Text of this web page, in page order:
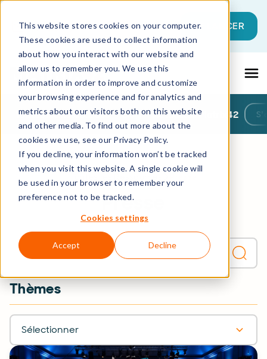
This website stores cookies on your computer.
These cookies are used to collect information
about how you interact with our website and
allow us to remember you. We use this
information in order to improve and customize
your browsing experience and for analytics and
metrics about our visitors both on this website
and other media. To find out more about the
cookies we use, see our Privacy Policy.
If you decline, your information won’t be tracked
when you visit this website. A single cookie will
be used in your browser to remember your
preference not to be tracked.
Cookies settings
Accept Decline
Il s'agit d'un champ de recherche
Il n'y a aucune suggestion car le champ
SE LANCER
Toutes les Ressources Blog Actualités Matrix42
Presse
Thèmes
Sélectionner